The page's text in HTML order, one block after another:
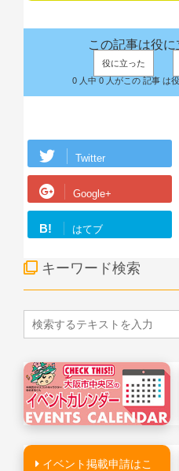
この記事は役
役に立った
0 人中 0 人がこの 記事 は
Twitter
Google+
B! はてブ
キーワード検索
イベント掲載申請はこ